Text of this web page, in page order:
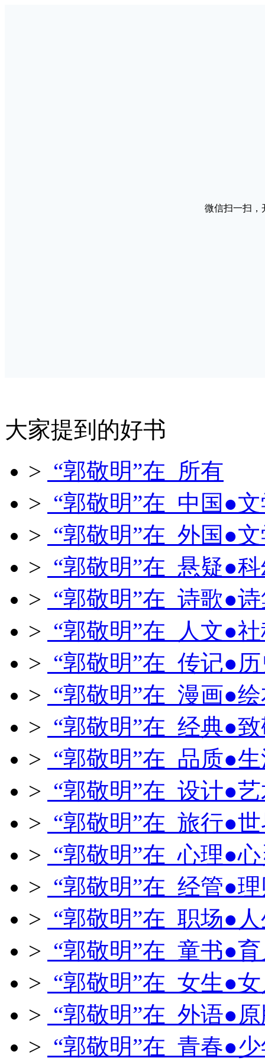
微信扫一扫，
大家提到的好书
> “郭敬明”在 所有
> “郭敬明”在 中国●
> “郭敬明”在 外国●
> “郭敬明”在 悬疑●
> “郭敬明”在 诗歌●
> “郭敬明”在 人文●
> “郭敬明”在 传记●
> “郭敬明”在 漫画●
> “郭敬明”在 经典●
> “郭敬明”在 品质●
> “郭敬明”在 设计●
> “郭敬明”在 旅行●
> “郭敬明”在 心理●
> “郭敬明”在 经管●
> “郭敬明”在 职场●
> “郭敬明”在 童书●
> “郭敬明”在 女生●
> “郭敬明”在 外语●
> “郭敬明”在 青春●